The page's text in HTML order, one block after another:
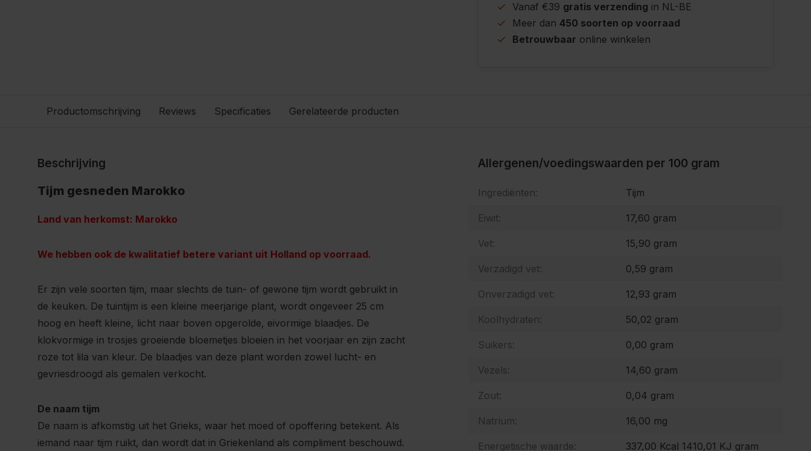
Vanaf €39 gratis verzending in NL-BE
Meer dan 450 soorten op voorraad
Betrouwbaar online winkelen
Productomschrijving Reviews Specificaties Gerelateerde producten
Beschrijving
Tijm gesneden Marokko
Land van herkomst: Marokko
We hebben ook de kwalitatief betere variant uit Holland op voorraad.
Er zijn vele soorten tijm, maar slechts de tuin- of gewone tijm wordt gebruikt in
de keuken. De tuintijm is een kleine meerjarige plant, wordt ongeveer 25 cm
hoog en heeft kleine, licht naar boven opgerolde, eivormige blaadjes. De
klokvormige in trosjes groeiende bloemetjes bloeien in het voorjaar en zijn zacht
roze tot lila van kleur. De blaadjes van deze plant worden zowel lucht- en
gevriesdroogd als gemalen verkocht.
De naam tijm
De naam is afkomstig uit het Grieks, waar het moed of opoffering betekent. Als
iemand naar tijm ruikt, dan wordt dat in Griekenland als compliment beschouwd.
Allergenen/voedingswaarden per 100 gram
Ingrediënten: Tijm
Eiwit: 17,60 gram
Vet: 15,90 gram
Verzadigd vet: 0,59 gram
Onverzadigd vet: 12,93 gram
Koolhydraten: 50,02 gram
Suikers: 0,00 gram
Vezels: 14,60 gram
Zout: 0,04 gram
Natrium: 16,00 mg
Energetische waarde: 337,00 Kcal 1410,01 KJ gram